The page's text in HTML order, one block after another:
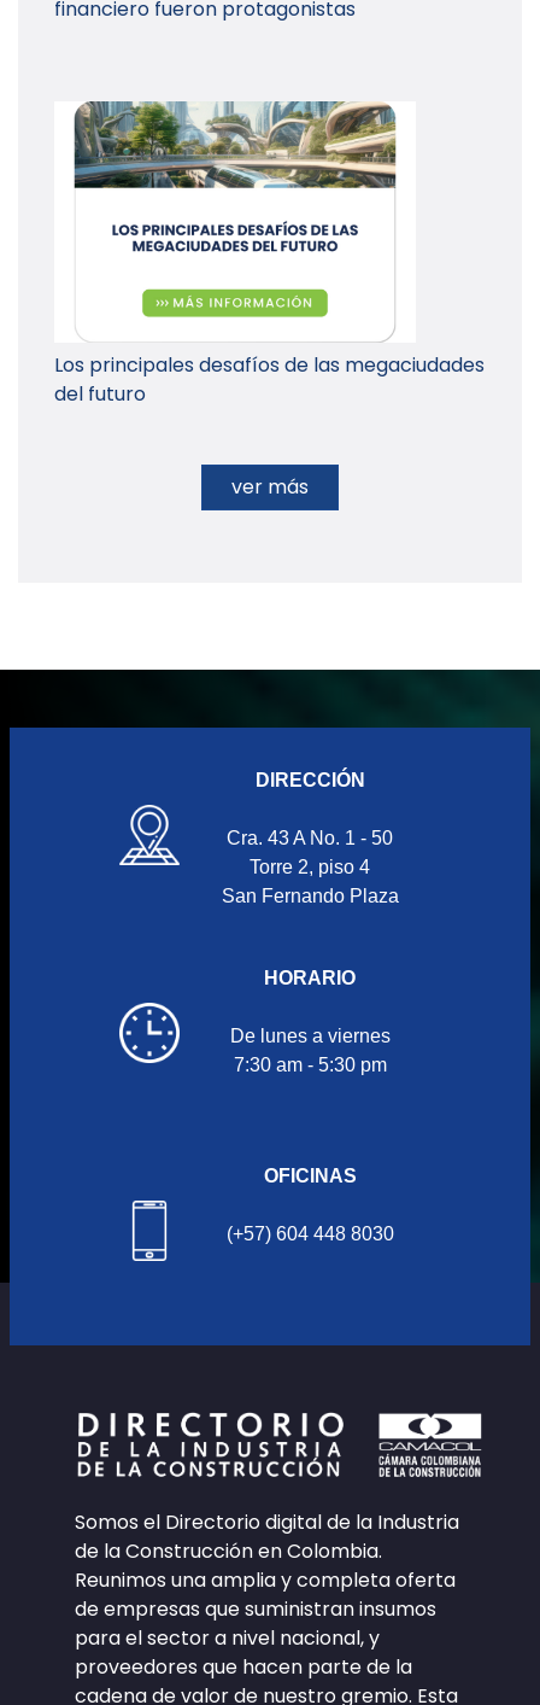
financiero fueron protagonistas
Los principales desafíos de las megaciudades
del futuro
ver más
DIRECCIÓN
Cra. 43 A No. 1 - 50
Torre 2, piso 4
San Fernando Plaza
HORARIO
De lunes a viernes
7:30 am - 5:30 pm
OFICINAS
(+57) 604 448 8030
Somos el Directorio digital de la Industria
de la Construcción en Colombia.
Reunimos una amplia y completa oferta
de empresas que suministran insumos
para el sector a nivel nacional, y
proveedores que hacen parte de la
cadena de valor de nuestro gremio. Esta